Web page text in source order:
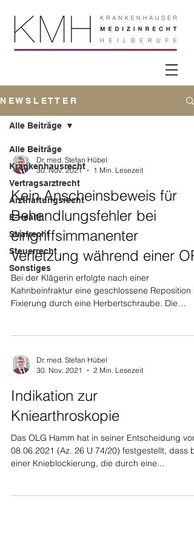
N E W S L E T T E R
Alle Beiträge
Krankenhausrecht
Vertragsarztrecht
Arzthaftungsrecht
E-Health
Strafrecht
Steuerrecht
Sonstiges
Alle Beiträge
Dr. med. Stefan Hübel
30. Nov. 2021
1 Min. Lesezeit
Kein Anscheinsbeweis für
Behandlungsfehler bei
eingriffsimmanenter
Verletzung während einer OP
Bei der Klägerin erfolgte nach einer
Kahnbeinfraktur eine geschlossene Reposition
Fixierung durch eine Herbertschraube. Die
Dr. med. Stefan Hübel
30. Nov. 2021
2 Min. Lesezeit
Indikation zur
Kniearthroskopie
Das OLG Hamm hat in seiner Entscheidung vom
08.06.2021 (Az. 26 U 74/20) festgestellt, dass
einer Knieblockierung, die durch eine...